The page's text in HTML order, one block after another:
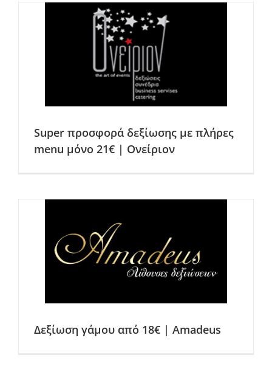
Super προσφορά δεξίωσης με πλήρες
menu μόνο 21€ | Ονείριον
Δεξίωση γάμου από 18€ | Amadeus